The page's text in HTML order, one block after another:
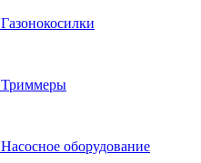
Газонокосилки
Триммеры
Насосное оборудование